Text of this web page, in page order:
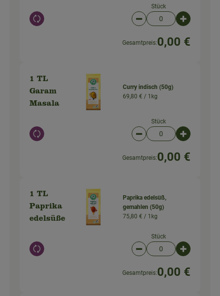
Auswahl ändern
Stück
Artikelanzahl
Gesamtpreis:0,00 €
1 TL
Garam
Masala
Auswahl ändern
Curry indisch (50g)
69,80 € / 1kg
Stück
Artikelanzahl
Gesamtpreis:0,00 €
1 TL
Paprika
edelsüße
Auswahl ändern
Paprika edelsüß,
gemahlen (50g)
75,80 € / 1kg
Stück
Artikelanzahl
Gesamtpreis:0,00 €